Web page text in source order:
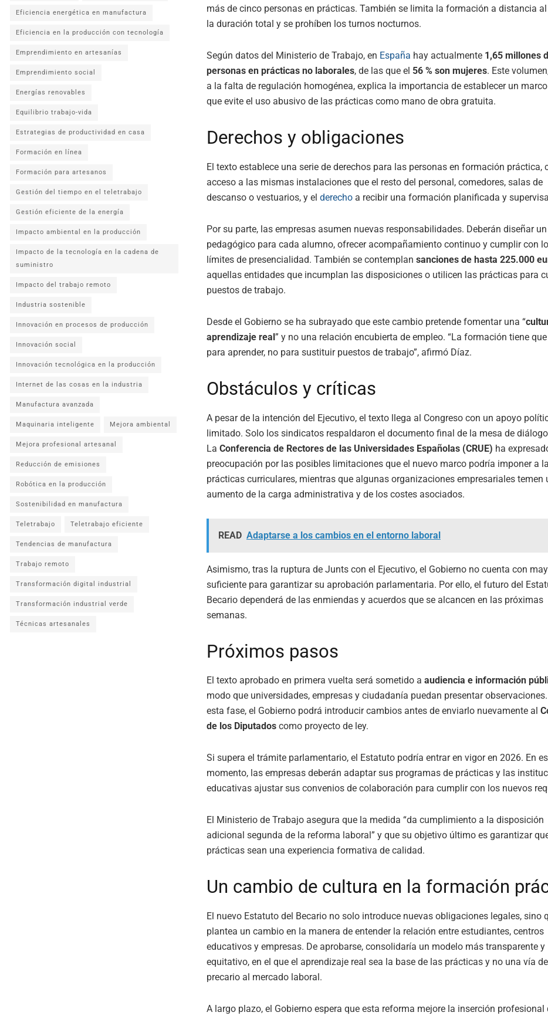
más de cinco personas en prácticas. También se limita la formación a distancia al
la duración total y se prohíben los turnos nocturnos.
Según datos del Ministerio de Trabajo, en España hay actualmente 1,65 millones
personas en prácticas no laborales, de las que el 56 % son mujeres. Este
a la falta de regulación homogénea, explica la importancia de establecer un
que evite el uso abusivo de las prácticas como mano de obra gratuita.
Derechos y obligaciones
El texto establece una serie de derechos para las personas en formación práctica,
acceso a las mismas instalaciones que el resto del personal, comedores, salas de
descanso o vestuarios, y el derecho a recibir una formación planificada y
Por su parte, las empresas asumen nuevas responsabilidades. Deberán diseñar
pedagógico para cada alumno, ofrecer acompañamiento continuo y cumplir con
límites de presencialidad. También se contemplan sanciones de hasta 225.000
aquellas entidades que incumplan las disposiciones o utilicen las prácticas para
puestos de trabajo.
Desde el Gobierno se ha subrayado que este cambio pretende fomentar una “
aprendizaje real” y no una relación encubierta de empleo. “La formación tiene
para aprender, no para sustituir puestos de trabajo”, afirmó Díaz.
Obstáculos y críticas
A pesar de la intención del Ejecutivo, el texto llega al Congreso con un apoyo
limitado. Solo los sindicatos respaldaron el documento final de la mesa de
La Conferencia de Rectores de las Universidades Españolas (CRUE) ha
preocupación por las posibles limitaciones que el nuevo marco podría imponer a
prácticas curriculares, mientras que algunas organizaciones empresariales temen
aumento de la carga administrativa y de los costes asociados.
READ Adaptarse a los cambios en el entorno laboral
Asimismo, tras la ruptura de Junts con el Ejecutivo, el Gobierno no cuenta con
suficiente para garantizar su aprobación parlamentaria. Por ello, el futuro del
Becario dependerá de las enmiendas y acuerdos que se alcancen en las próximas
semanas.
Próximos pasos
El texto aprobado en primera vuelta será sometido a audiencia e información
modo que universidades, empresas y ciudadanía puedan presentar
esta fase, el Gobierno podrá introducir cambios antes de enviarlo nuevamente al
de los Diputados como proyecto de ley.
Si supera el trámite parlamentario, el Estatuto podría entrar en vigor en 2026. En
momento, las empresas deberán adaptar sus programas de prácticas y las
educativas ajustar sus convenios de colaboración para cumplir con los nuevos
El Ministerio de Trabajo asegura que la medida “da cumplimiento a la disposición
adicional segunda de la reforma laboral” y que su objetivo último es garantizar
prácticas sean una experiencia formativa de calidad.
Un cambio de cultura en la formación
El nuevo Estatuto del Becario no solo introduce nuevas obligaciones legales, sino
plantea un cambio en la manera de entender la relación entre estudiantes, centros
educativos y empresas. De aprobarse, consolidaría un modelo más transparente y
equitativo, en el que el aprendizaje real sea la base de las prácticas y no una vía
precario al mercado laboral.
A largo plazo, el Gobierno espera que esta reforma mejore la inserción profesional
Eficiencia energética en manufactura
Eficiencia en la producción con tecnología
Emprendimiento en artesanías
Emprendimiento social
Energías renovables
Equilibrio trabajo-vida
Estrategias de productividad en casa
Formación en línea
Formación para artesanos
Gestión del tiempo en el teletrabajo
Gestión eficiente de la energía
Impacto ambiental en la producción
Impacto de la tecnología en la cadena de
suministro
Impacto del trabajo remoto
Industria sostenible
Innovación en procesos de producción
Innovación social
Innovación tecnológica en la producción
Internet de las cosas en la industria
Manufactura avanzada
Maquinaria inteligente Mejora ambiental
Mejora profesional artesanal
Reducción de emisiones
Robótica en la producción
Sostenibilidad en manufactura
Teletrabajo Teletrabajo eficiente
Tendencias de manufactura
Trabajo remoto
Transformación digital industrial
Transformación industrial verde
Técnicas artesanales